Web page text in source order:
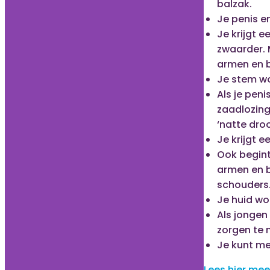
balzak.
Je penis
Je krijgt
zwaarder.
armen en
Je stem
Als je
‘natte
Je krijgt
Ook
armen en
Je huid
Als
zorgen te
Je kunt